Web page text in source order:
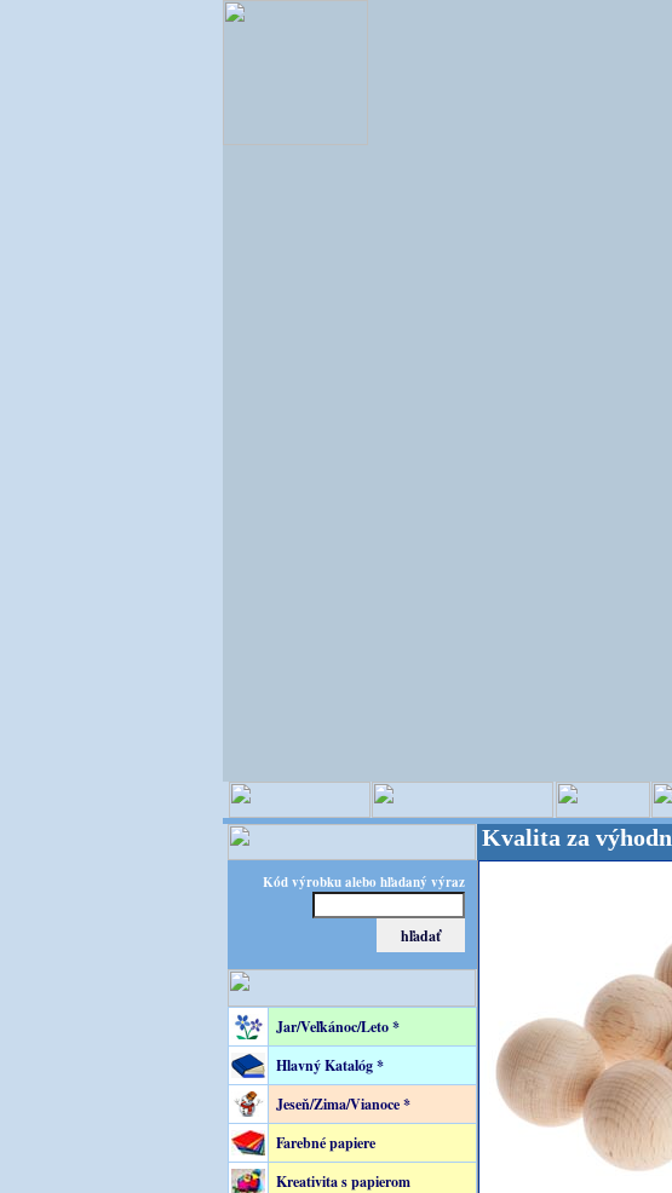
Kód výrobku alebo hľadaný výraz
Jar/Veľkánoc/Leto *
Hlavný Katalóg *
Jeseň/Zima/Vianoce *
Farebné papiere
Kreativita s papierom
- majster kreatívneho sveta - Kvalita za výhodnú cenu!